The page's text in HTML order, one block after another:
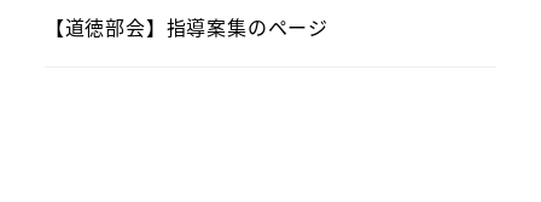
【道徳部会】指導案集のページ